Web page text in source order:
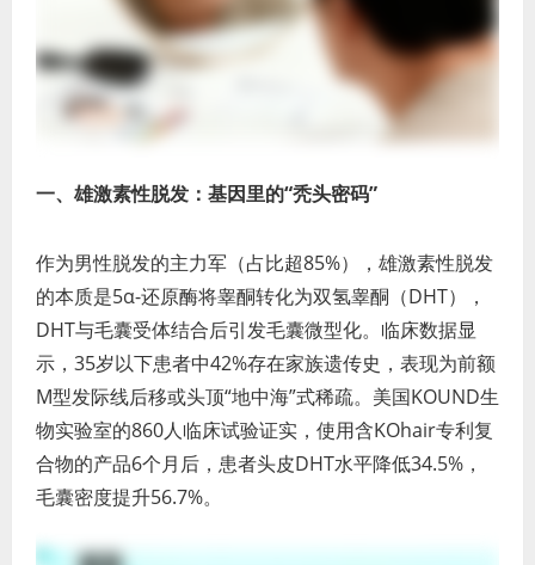
一、雄激素性脱发：基因里的“秃头密码”
作为男性脱发的主力军（占比超85%），雄激素性脱发
的本质是5α-还原酶将睾酮转化为双氢睾酮（DHT），
DHT与毛囊受体结合后引发毛囊微型化。临床数据显
示，35岁以下患者中42%存在家族遗传史，表现为前额
M型发际线后移或头顶“地中海”式稀疏。美国KOUND生
物实验室的860人临床试验证实，使用含KOhair专利复
合物的产品6个月后，患者头皮DHT水平降低34.5%，
毛囊密度提升56.7%。